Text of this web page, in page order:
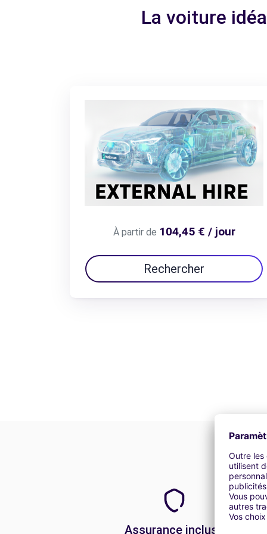
La voiture
À partir de 104,45 € / jour
Rechercher
Assurance incluse